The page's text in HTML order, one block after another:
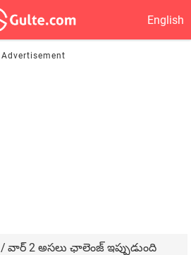
English
/ వార్ 2 అసలు ఛాలెంజ్ ఇప్పుడుంది